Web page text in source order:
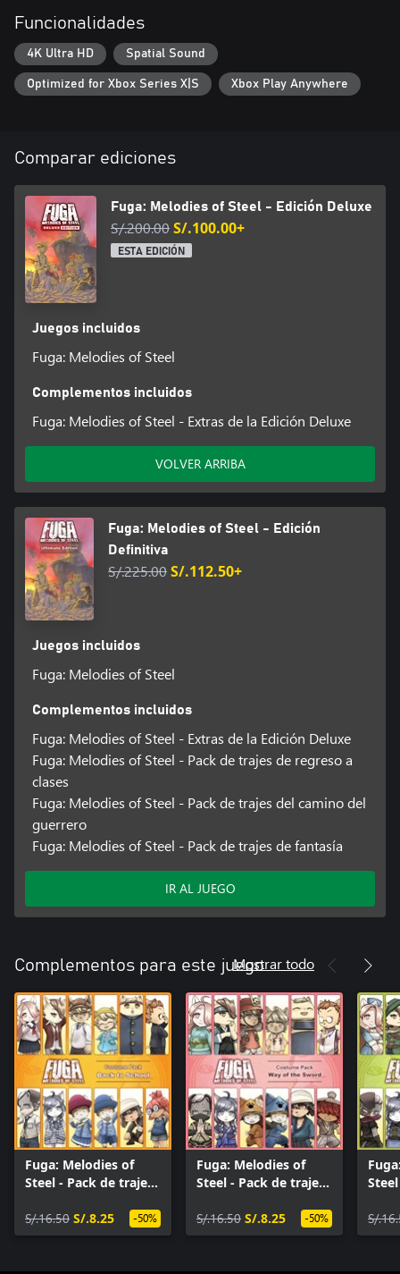
desesperada?
Fuga: Melodies of Steel - Edición Deluxe
Esta edición deluxe incluye un libro de arte digital, una mini
banda sonora y otro tipo de bonificaciones que podrás utilizar
・Fuga: Melodies of Steel - Juego completo
・Fuga: Melodies of Steel - Banda sonora digital (15 pistas)
・Fuga: Melodies of Steel - Bonificaciones para la partida:
① Trajes de baño para todos los personajes. (Podrás utilizarlos
durante los intermedios y las expediciones).
② Alma desechable para el Cañón de Almas. (Te permitirá utilizar
el Cañón de Almas 1 vez sin sacrificar a ningún personaje).
③ Paquete de artículos.
*Puedes descargar tu copia del libro de arte y la banda sonora
digital de Fuga: Melodies of Steel a través del sitio de descarga en
Funcionalidades
4K Ultra HD Spatial Sound
Optimized for Xbox Series X|S Xbox Play Anywhere
Comparar ediciones
Fuga: Melodies of Steel - Edición Deluxe
S/.200.00S/.100.00+
ESTA EDICIÓN
Juegos incluidos
Fuga: Melodies of Steel
Complementos incluidos
Fuga: Melodies of Steel - Extras de la Edición Deluxe
VOLVER ARRIBA
Fuga: Melodies of Steel - Edición
Definitiva
S/.225.00S/.112.50+
Juegos incluidos
Fuga: Melodies of Steel
Complementos incluidos
Fuga: Melodies of Steel - Extras de la Edición Deluxe
Fuga: Melodies of Steel - Pack de trajes de regreso a
clases
Fuga: Melodies of Steel - Pack de trajes del camino del
guerrero
Fuga: Melodies of Steel - Pack de trajes de fantasía
IR AL JUEGO
Complementos para este juegoMostrar todo
Fuga: Melodies of
Steel - Pack de trajes
S/.16.50 S/.8.25 -50%
Fuga: Melodies of
Steel - Pack de trajes
guerrero
S/.16.50 S/.8.25 -50%
S/